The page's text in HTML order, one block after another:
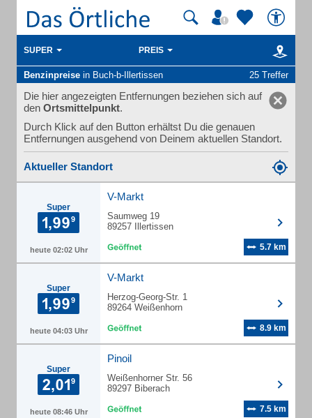
SUPER PREIS
Benzinpreise in Buch-b-Illertissen 25 Treffer
Die hier angezeigten Entfernungen beziehen sich auf
den Ortsmittelpunkt.
Durch Klick auf den Button erhältst Du die genauen
Entfernungen ausgehend von Deinem aktuellen Standort.
Aktueller Standort
Super
heute 02:02 Uhr
V-Markt
Saumweg 19
89257 Illertissen
5.7 km
Super
heute 04:03 Uhr
V-Markt
Herzog-Georg-Str. 1
89264 Weißenhorn
8.9 km
Super
heute 08:46 Uhr
Pinoil
Weißenhorner Str. 56
89297 Biberach
7.5 km